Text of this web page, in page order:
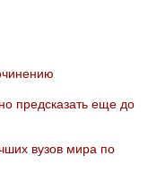
предсказать еще до
вузов мира по